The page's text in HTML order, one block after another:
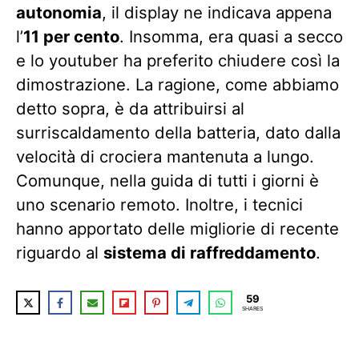
autonomia, il display ne indicava appena
l’11 per cento. Insomma, era quasi a secco
e lo youtuber ha preferito chiudere così la
dimostrazione. La ragione, come abbiamo
detto sopra, è da attribuirsi al
surriscaldamento della batteria, dato dalla
velocità di crociera mantenuta a lungo.
Comunque, nella guida di tutti i giorni è
uno scenario remoto. Inoltre, i tecnici
hanno apportato delle migliorie di recente
riguardo al sistema di raffreddamento.
59
SHARES